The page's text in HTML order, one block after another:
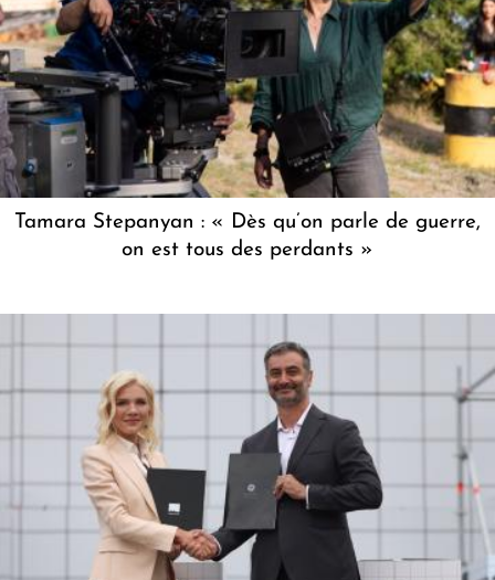
Tamara Stepanyan : « Dès qu’on parle de guerre,
on est tous des perdants »